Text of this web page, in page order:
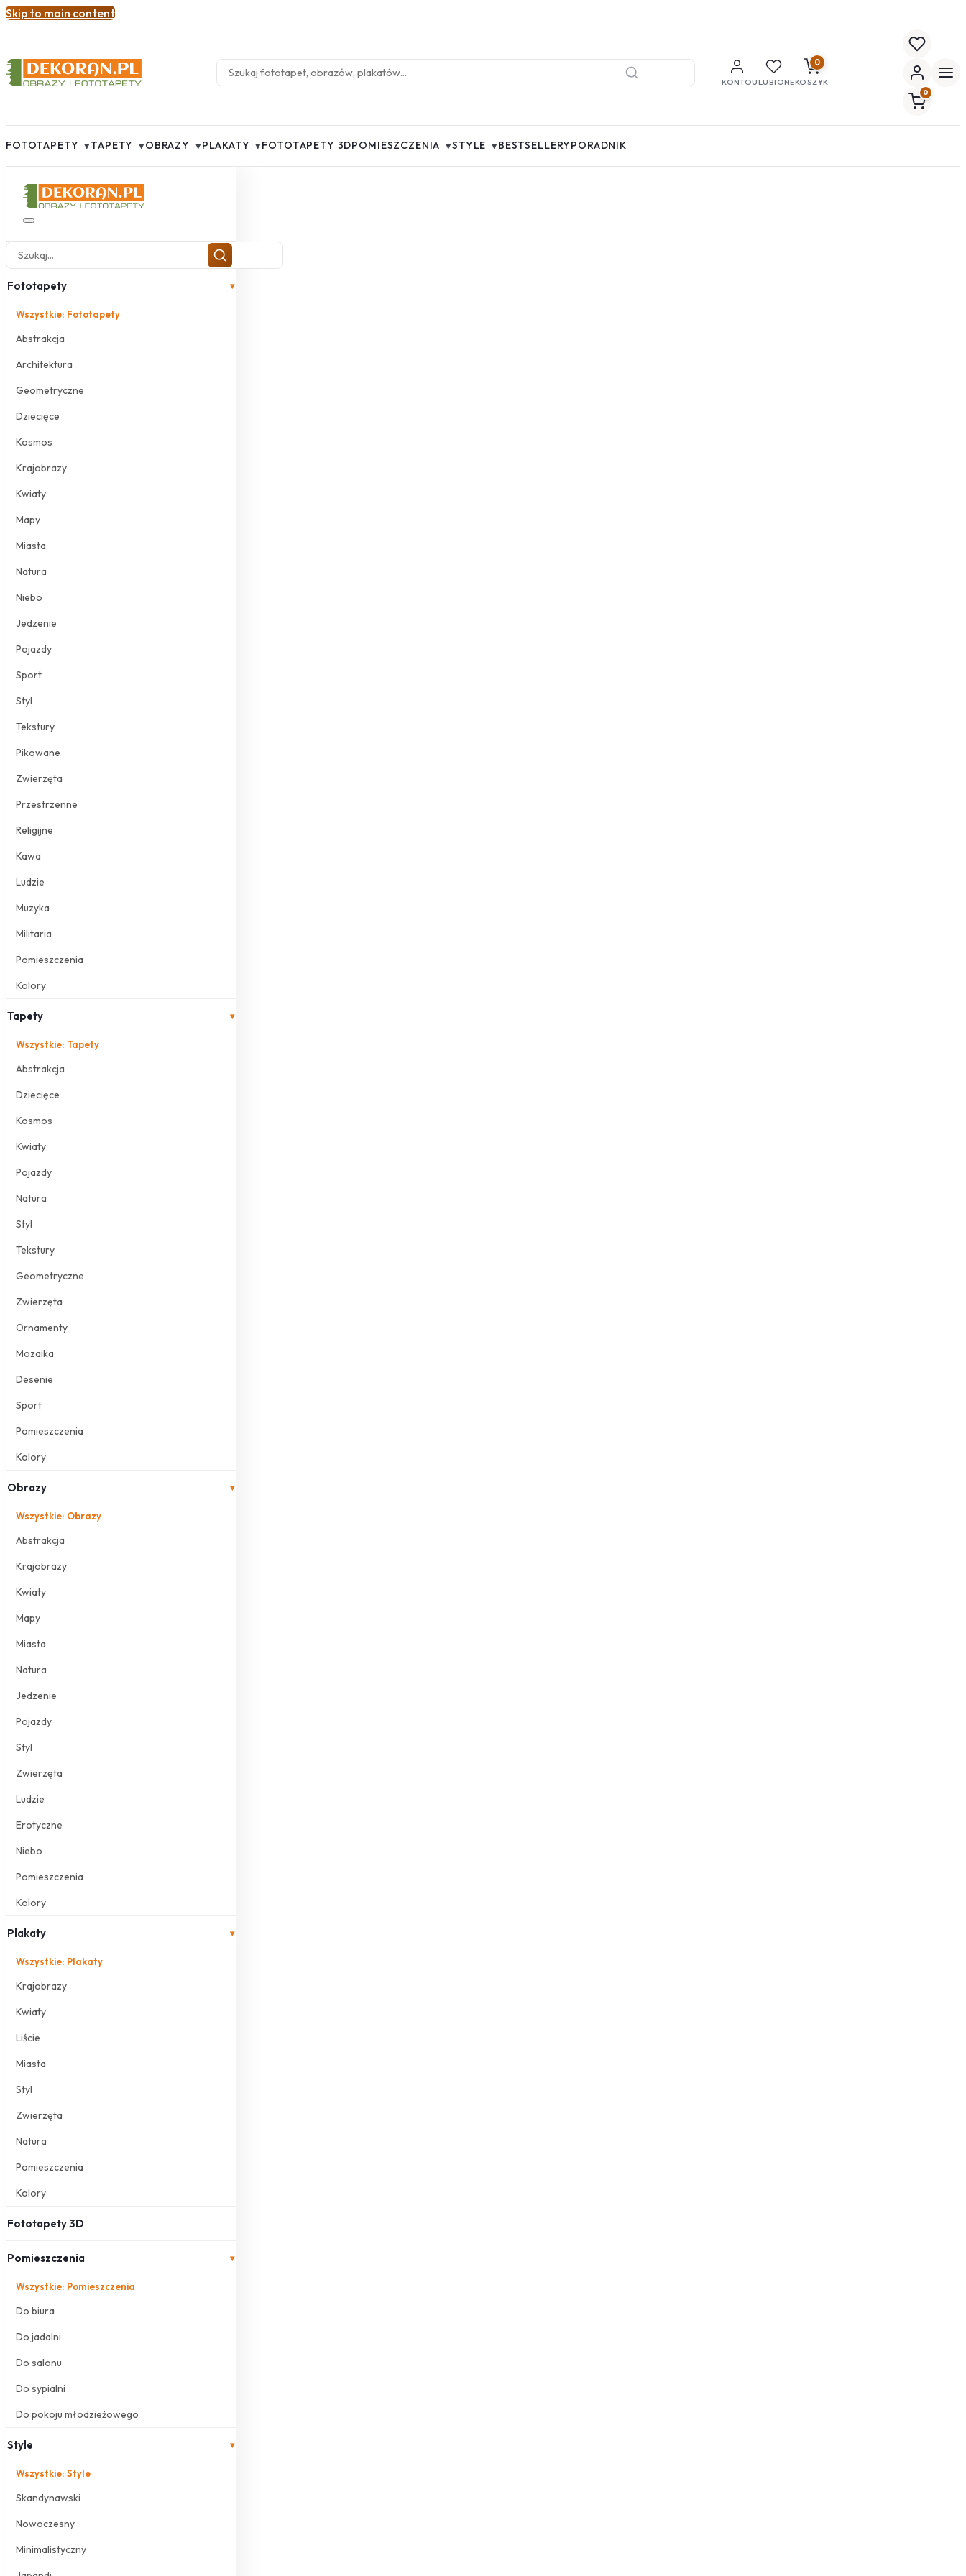
Skip to main content
KONTOULUBIONE
0
KOSZYK
0
FOTOTAPETY ▾TAPETY ▾OBRAZY ▾PLAKATY ▾FOTOTAPETY 3DPOMIESZCZENIA ▾STYLE ▾BESTSELLERYPORADNIK
Fototapety ▾
Wszystkie: Fototapety
Abstrakcja
Architektura
Geometryczne
Dziecięce
Kosmos
Krajobrazy
Kwiaty
Mapy
Miasta
Natura
Niebo
Jedzenie
Pojazdy
Sport
Styl
Tekstury
Pikowane
Zwierzęta
Przestrzenne
Religijne
Kawa
Ludzie
Muzyka
Militaria
Pomieszczenia
Kolory
Tapety ▾
Wszystkie: Tapety
Abstrakcja
Dziecięce
Kosmos
Kwiaty
Pojazdy
Natura
Styl
Tekstury
Geometryczne
Zwierzęta
Ornamenty
Mozaika
Desenie
Sport
Pomieszczenia
Kolory
Obrazy ▾
Wszystkie: Obrazy
Abstrakcja
Krajobrazy
Kwiaty
Mapy
Miasta
Natura
Jedzenie
Pojazdy
Styl
Zwierzęta
Ludzie
Erotyczne
Niebo
Pomieszczenia
Kolory
Plakaty ▾
Wszystkie: Plakaty
Krajobrazy
Kwiaty
Liście
Miasta
Styl
Zwierzęta
Natura
Pomieszczenia
Kolory
Fototapety 3D
Pomieszczenia ▾
Wszystkie: Pomieszczenia
Do biura
Do jadalni
Do salonu
Do sypialni
Do pokoju młodzieżowego
Style ▾
Wszystkie: Style
Skandynawski
Nowoczesny
Minimalistyczny